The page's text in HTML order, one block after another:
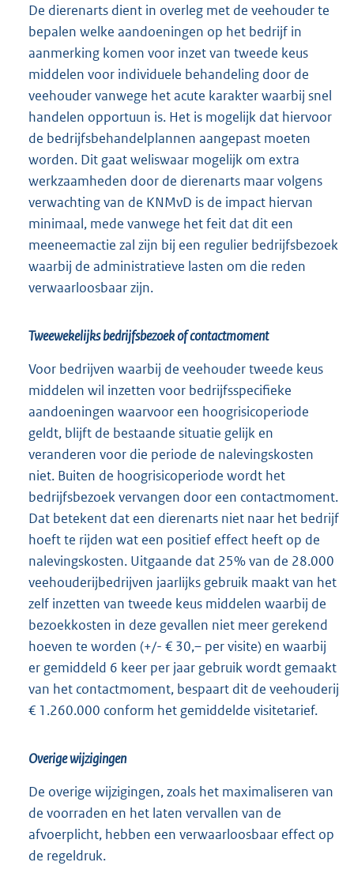
De dierenarts dient in overleg met de veehouder te
bepalen welke aandoeningen op het bedrijf in
aanmerking komen voor inzet van tweede keus
middelen voor individuele behandeling door de
veehouder vanwege het acute karakter waarbij snel
handelen opportuun is. Het is mogelijk dat hiervoor
de bedrijfsbehandelplannen aangepast moeten
worden. Dit gaat weliswaar mogelijk om extra
werkzaamheden door de dierenarts maar volgens
verwachting van de KNMvD is de impact hiervan
minimaal, mede vanwege het feit dat dit een
meeneemactie zal zijn bij een regulier bedrijfsbezoek
waarbij de administratieve lasten om die reden
verwaarloosbaar zijn.
Tweewekelijks bedrijfsbezoek of contactmoment
Voor bedrijven waarbij de veehouder tweede keus
middelen wil inzetten voor bedrijfsspecifieke
aandoeningen waarvoor een hoogrisicoperiode
geldt, blijft de bestaande situatie gelijk en
veranderen voor die periode de nalevingskosten
niet. Buiten de hoogrisicoperiode wordt het
bedrijfsbezoek vervangen door een contactmoment.
Dat betekent dat een dierenarts niet naar het bedrijf
hoeft te rijden wat een positief effect heeft op de
nalevingskosten. Uitgaande dat 25% van de 28.000
veehouderijbedrijven jaarlijks gebruik maakt van het
zelf inzetten van tweede keus middelen waarbij de
bezoekkosten in deze gevallen niet meer gerekend
hoeven te worden (+/- € 30,– per visite) en waarbij
er gemiddeld 6 keer per jaar gebruik wordt gemaakt
van het contactmoment, bespaart dit de veehouderij
€ 1.260.000 conform het gemiddelde visitetarief.
Overige wijzigingen
De overige wijzigingen, zoals het maximaliseren van
de voorraden en het laten vervallen van de
afvoerplicht, hebben een verwaarloosbaar effect op
de regeldruk.